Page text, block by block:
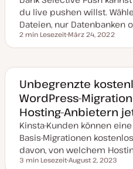
s
i
e
r
du live pushen willst.
Dateien, nur Datenbanken
Lesezeit
2 min Lesezeit
a
u
a
k
t
u
a
i
s
i
e
t
März 24, 2022
Unbegrenzte
WordPress-
Hosting-Anbietern
Kinsta-Kunden können
Basis-Migrationen
davon, von welchem
Lesezeit
3 min Lesezeit August 2, 2023